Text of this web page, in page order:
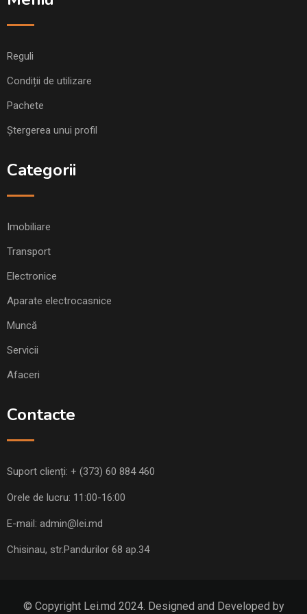
Reguli
Condiții de utilizare
Pachete
Ștergerea unui profil
Categorii
Imobiliare
Transport
Electronice
Aparate electrocasnice
Muncă
Servicii
Afaceri
Contacte
Suport clienți: + (373) 60 884 460
Orele de lucru: 11:00-16:00
E-mail: admin@lei.md
Chisinau, str.Pandurilor 68 ap.34
© Copyright Lei.md 2024. Designed and Developed by